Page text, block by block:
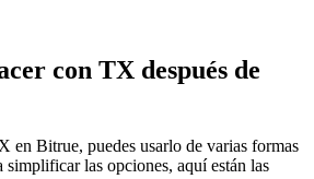
con TX después de
en Bitrue, puedes usarlo de varias formas
simplificar las opciones, aquí están las